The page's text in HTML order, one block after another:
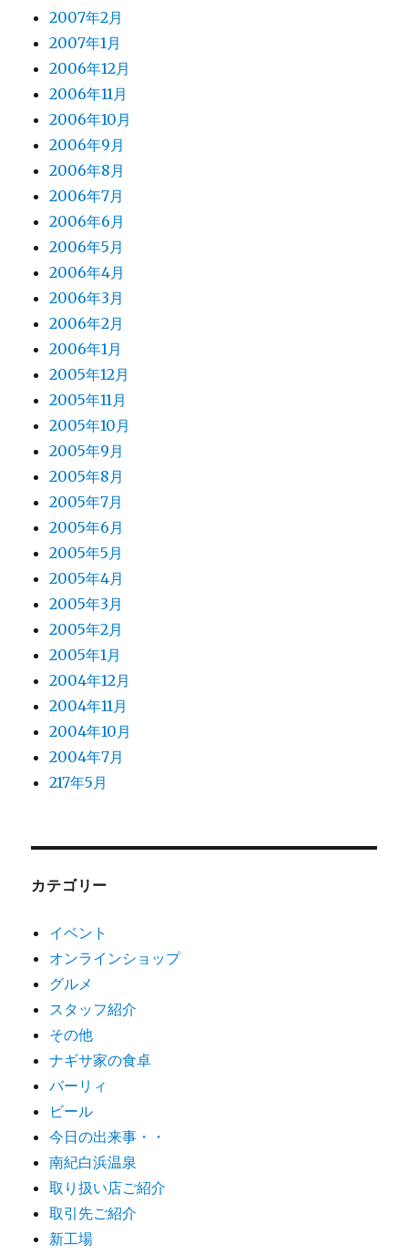
2007年2月
2007年1月
2006年12月
2006年11月
2006年10月
2006年9月
2006年8月
2006年7月
2006年6月
2006年5月
2006年4月
2006年3月
2006年2月
2006年1月
2005年12月
2005年11月
2005年10月
2005年9月
2005年8月
2005年7月
2005年6月
2005年5月
2005年4月
2005年3月
2005年2月
2005年1月
2004年12月
2004年11月
2004年10月
2004年7月
217年5月
カテゴリー
イベント
オンラインショップ
グルメ
スタッフ紹介
その他
ナギサ家の食卓
バーリィ
ビール
今日の出来事・・
南紀白浜温泉
取り扱い店ご紹介
取引先ご紹介
新工場